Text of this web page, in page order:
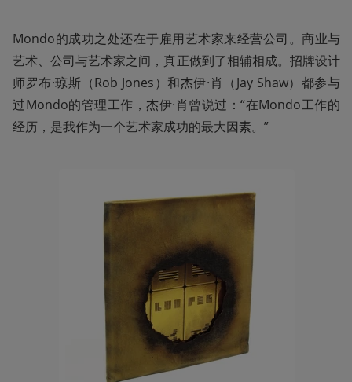
Mondo的成功之处还在于雇用艺术家来经营公司。商业与
艺术、公司与艺术家之间，真正做到了相辅相成。招牌设计
师罗布·琼斯（Rob Jones）和杰伊·肖（Jay Shaw）都参与
过Mondo的管理工作，杰伊·肖曾说过：“在Mondo工作的
经历，是我作为一个艺术家成功的最大因素。”